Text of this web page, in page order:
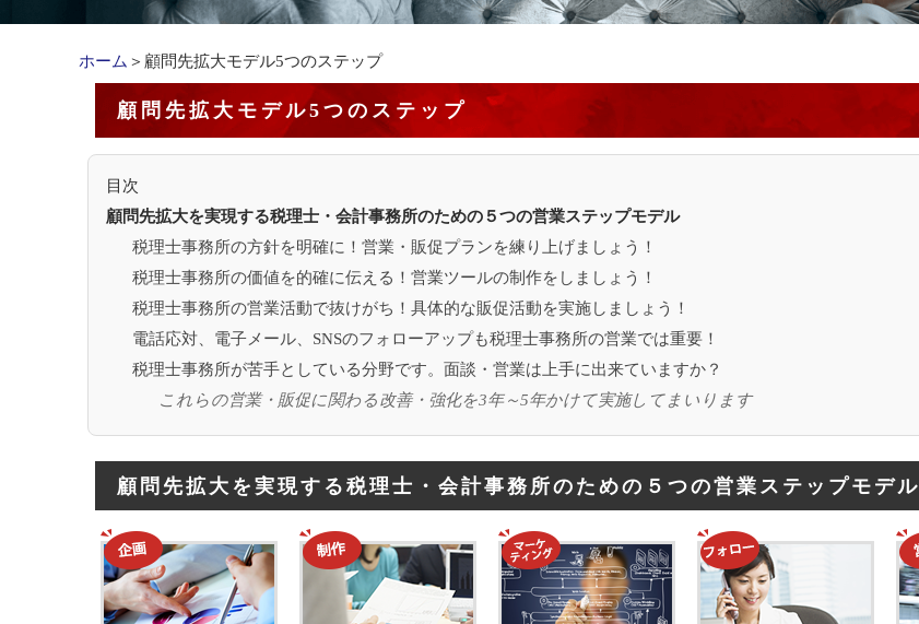
ホーム ＞顧問先拡大モデル5つのステップ
顧問先拡大モデル5つのステップ
目次
顧問先拡大を実現する税理士・会計事務所のための５つの営業ステップモデル
税理士事務所の方針を明確に！営業・販促プランを練り上げましょう！
税理士事務所の価値を的確に伝える！営業ツールの制作をしましょう！
税理士事務所の営業活動で抜けがち！具体的な販促活動を実施しましょう！
電話応対、電子メール、SNSのフォローアップも税理士事務所の営業では重要！
税理士事務所が苦手としている分野です。面談・営業は上手に出来ていますか？
これらの営業・販促に関わる改善・強化を3年～5年かけて実施してまいります
顧問先拡大を実現する税理士・会計事務所のための５つの営業ステップモデル